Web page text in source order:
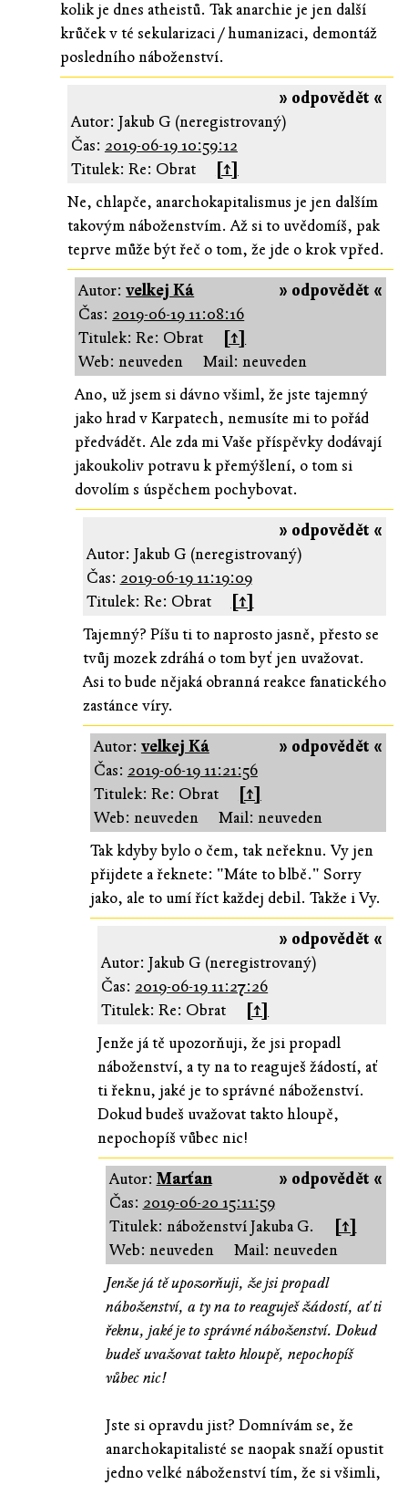
kolik je dnes atheistů. Tak anarchie je jen další
krůček v té sekularizaci / humanizaci, demontáž
posledního náboženství.
» odpovědět «
Autor: Jakub G (neregistrovaný)
Čas: 2019-06-19 10:59:12
Titulek: Re: Obrat
[↑]
Ne, chlapče, anarchokapitalismus je jen dalším
takovým náboženstvím. Až si to uvědomíš, pak
teprve může být řeč o tom, že jde o krok vpřed.
» odpovědět «
Autor:velkej Ká
Čas: 2019-06-19 11:08:16
Titulek: Re: Obrat
[↑]
Web: neuveden
Mail: neuveden
Ano, už jsem si dávno všiml, že jste tajemný
jako hrad v Karpatech, nemusíte mi to pořád
předvádět. Ale zda mi Vaše příspěvky dodávají
jakoukoliv potravu k přemýšlení, o tom si
dovolím s úspěchem pochybovat.
» odpovědět «
Autor: Jakub G (neregistrovaný)
Čas: 2019-06-19 11:19:09
Titulek: Re: Obrat
[↑]
Tajemný? Píšu ti to naprosto jasně, přesto se
tvůj mozek zdráhá o tom byť jen uvažovat.
Asi to bude nějaká obranná reakce fanatického
zastánce víry.
» odpovědět «
Autor: velkej Ká
Čas: 2019-06-19 11:21:56
Titulek: Re: Obrat
[↑]
Web: neuveden
Mail: neuveden
Tak kdyby bylo o čem, tak neřeknu. Vy jen
přijdete a řeknete: "Máte to blbě." Sorry
jako, ale to umí říct každej debil. Takže i Vy.
» odpovědět «
Autor: Jakub G (neregistrovaný)
Čas: 2019-06-19 11:27:26
Titulek: Re: Obrat
[↑]
Jenže já tě upozorňuji, že jsi propadl
náboženství, a ty na to reaguješ žádostí, ať
ti řeknu, jaké je to správné náboženství.
Dokud budeš uvažovat takto hloupě,
nepochopíš vůbec nic!
» odpovědět «
Autor: Marťan
Čas: 2019-06-20 15:11:59
Titulek: náboženství Jakuba G.
[↑]
Web: neuveden
Mail: neuveden
Jenže já tě upozorňuji, že jsi propadl
náboženství, a ty na to reaguješ žádostí, ať ti
řeknu, jaké je to správné náboženství. Dokud
budeš uvažovat takto hloupě, nepochopíš
vůbec nic!
Jste si opravdu jist? Domnívám se, že
anarchokapitalisté se naopak snaží opustit
jedno velké náboženství tím, že si všimli,